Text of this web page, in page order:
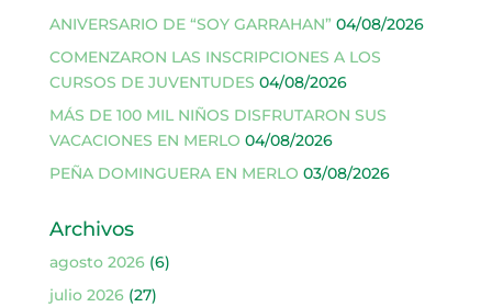
ANIVERSARIO DE “SOY GARRAHAN” 04/08/2026
COMENZARON LAS INSCRIPCIONES A LOS
CURSOS DE JUVENTUDES 04/08/2026
MÁS DE 100 MIL NIÑOS DISFRUTARON SUS
VACACIONES EN MERLO 04/08/2026
PEÑA DOMINGUERA EN MERLO 03/08/2026
Archivos
agosto 2026(6)
julio 2026(27)